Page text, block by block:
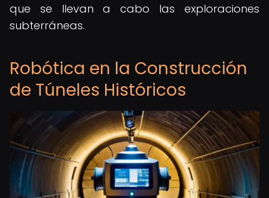
que se llevan a cabo las exploraciones
subterráneas.
Robótica en la Construcción
de Túneles Históricos